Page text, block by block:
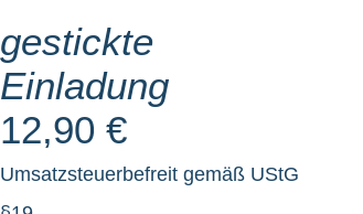
gestickte
Einladung
12,90 €
Umsatzsteuerbefreit gemäß UStG